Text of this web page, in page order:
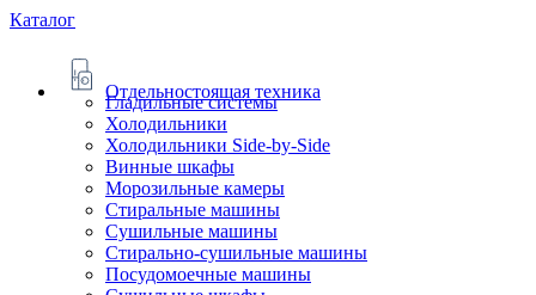
Каталог
Отдельностоящая техника
Гладильные системы
Холодильники
Холодильники Side-by-Side
Винные шкафы
Морозильные камеры
Стиральные машины
Сушильные машины
Стирально-сушильные машины
Посудомоечные машины